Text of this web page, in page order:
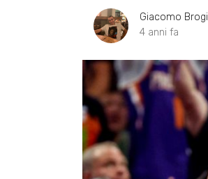
Giacomo Brogi
4 anni fa